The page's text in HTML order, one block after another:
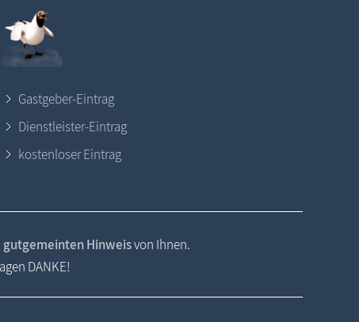
Gastgeber-Eintrag
Dienstleister-Eintrag
kostenloser Eintrag
gutgemeinten Hinweisvon Ihnen.
DANKE!